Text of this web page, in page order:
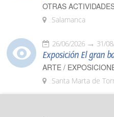
OTRAS
Salamanca
26/06/2026 31/
Exposición El gran
ARTE /
Santa Marta de